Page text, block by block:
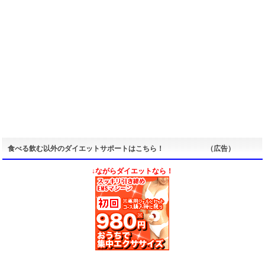
食べる飲む以外のダイエットサポートはこちら！ （広告）
↓ながらダイエットなら！